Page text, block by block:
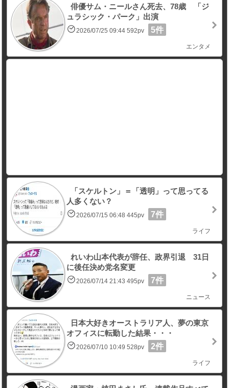
俳優サム・ニールさん死去、78歳 「ジ
ュラシック・パーク」出演
2026/07/25 09:44 592pv 5件
エンタメ
「スケルトン」＝「透明」って思ってる
人多くない？
2026/07/15 06:48 445pv 7件
ライフ
れいわ山本代表が辞任、政界引退 31日
に後任決め党名変更
2026/07/14 21:43 495pv 7件
ニュース
日本大好きオーストラリア人、夢の東京
オフィスに転勤した結果・・・
2026/07/10 10:49 528pv 2件
ライフ